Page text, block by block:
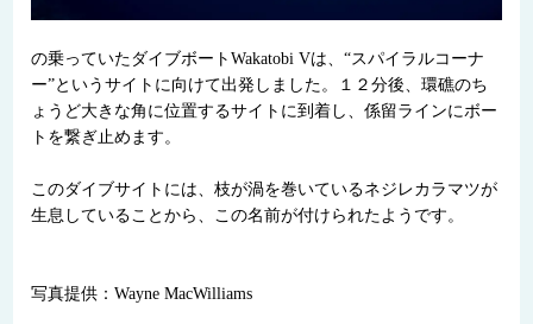
の乗っていたダイブボートWakatobi Vは、“スパイラルコーナ
ー”というサイトに向けて出発しました。１２分後、環礁のち
ょうど大きな角に位置するサイトに到着し、係留ラインにボー
トを繋ぎ止めます。
このダイブサイトには、枝が渦を巻いているネジレカラマツが
生息していることから、この名前が付けられたようです。
写真提供：Wayne MacWilliams